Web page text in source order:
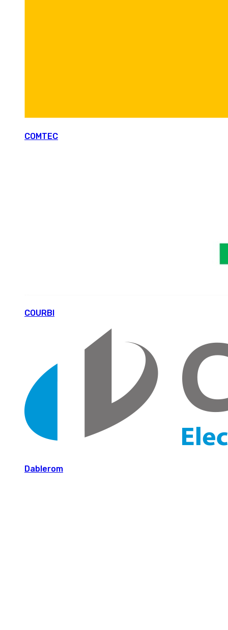
COMTEC
COURBI
Dablerom